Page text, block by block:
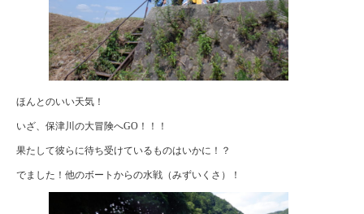
ほんとのいい天気！
いざ、保津川の大冒険へGO！！！
果たして彼らに待ち受けているものはいかに！？
でました！他のボートからの水戦（みずいくさ）！